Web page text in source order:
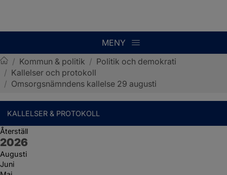
MENY
Sotenäs kommun
/ Kommun & politik / Politik och demokrati
/ Kallelser och protokoll
/ Omsorgsnämndens kallelse 29 augusti
KALLELSER & PROTOKOLL
Återställ
År:
2026
Augusti
Juni